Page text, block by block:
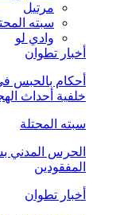
مرتيل
سبته
وادي لو
أخبار تطوان
أحكام بالحبس
خلفية أحداث
سبته المحتلة
الحرس المدني
المفقودين
أخبار تطوان